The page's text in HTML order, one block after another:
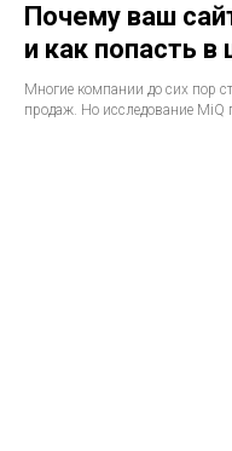
Почему ваш
и как попасть в
Многие компании до сих пор
продаж. Но исследование MiQ